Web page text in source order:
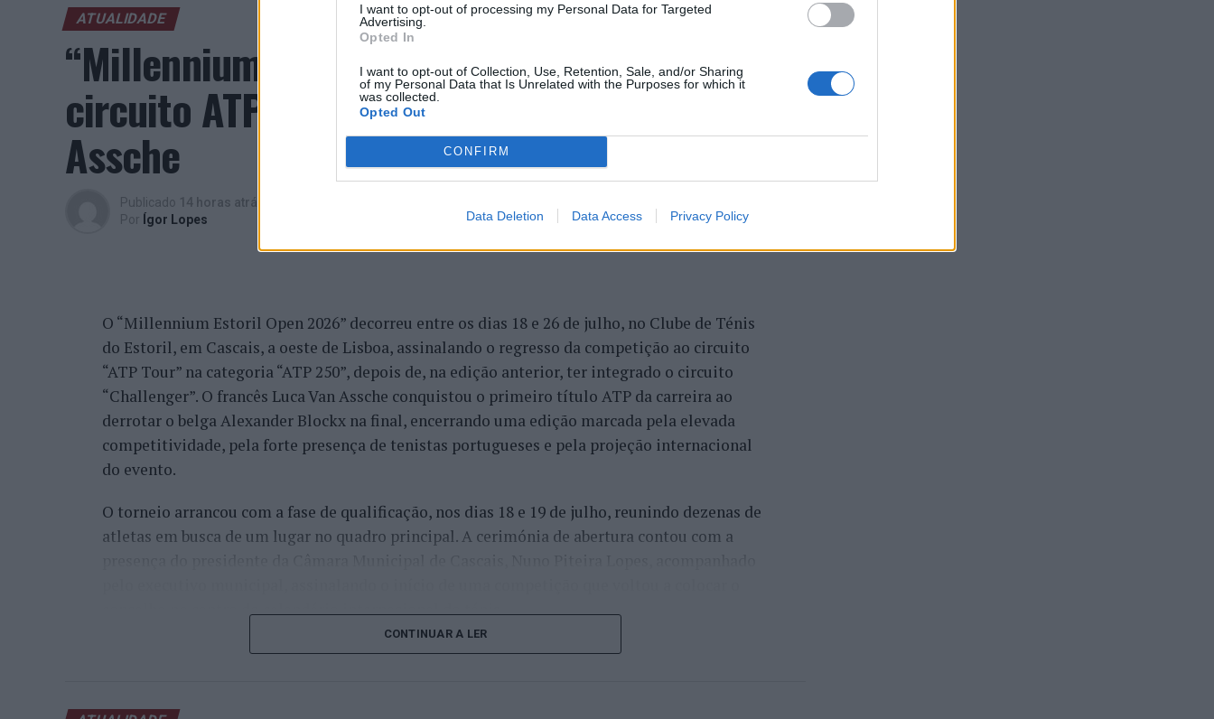
I want to opt-out of processing my Personal Data for Targeted
Advertising.
Opted In
I want to opt-out of Collection, Use, Retention, Sale, and/or Sharing
of my Personal Data that Is Unrelated with the Purposes for which it
was collected.
Opted Out
CONFIRM
Data Deletion Data Access Privacy Policy
ATUALIDADE
“Millennium Estoril Open 2026” regressou ao
circuito ATP com vitória do francês Luca Van
Assche
Publicado 14 horas atrás
Por Ígor Lopes
O “Millennium Estoril Open 2026” decorreu entre os dias 18 e 26 de julho, no Clube de Ténis
do Estoril, em Cascais, a oeste de Lisboa, assinalando o regresso da competição ao circuito
“ATP Tour” na categoria “ATP 250”, depois de, na edição anterior, ter integrado o circuito
“Challenger”. O francês Luca Van Assche conquistou o primeiro título ATP da carreira ao
derrotar o belga Alexander Blockx na final, encerrando uma edição marcada pela elevada
competitividade, pela forte presença de tenistas portugueses e pela projeção internacional
do evento.
O torneio arrancou com a fase de qualificação, nos dias 18 e 19 de julho, reunindo dezenas de
atletas em busca de um lugar no quadro principal. A cerimónia de abertura contou com a
concelho no centro do calendário internacional do ténis.
Apesar das desistências de última hora de jogadores como Casper Ruud (Noruega), Alejandro
CONTINUAR A LER